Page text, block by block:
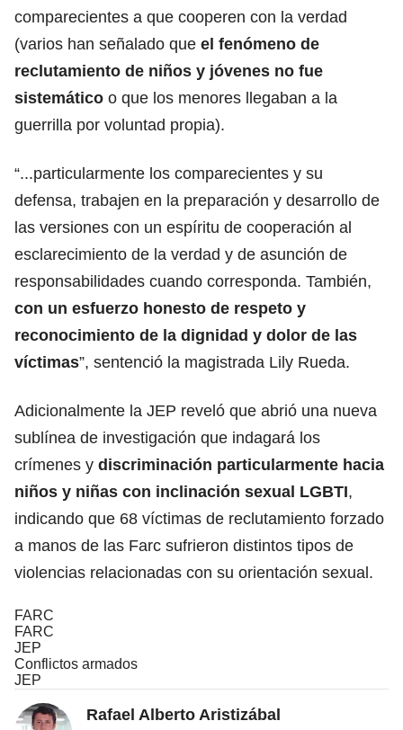
comparecientes a que cooperen con la verdad
(varios han señalado que el fenómeno de
reclutamiento de niños y jóvenes no fue
sistemático o que los menores llegaban a la
guerrilla por voluntad propia).
“...particularmente los comparecientes y su
defensa, trabajen en la preparación y desarrollo de
las versiones con un espíritu de cooperación al
esclarecimiento de la verdad y de asunción de
responsabilidades cuando corresponda. También,
con un esfuerzo honesto de respeto y
reconocimiento de la dignidad y dolor de las
víctimas”, sentenció la magistrada Lily Rueda.
Adicionalmente la JEP reveló que abrió una nueva
sublínea de investigación que indagará los
crímenes y discriminación particularmente hacia
niños y niñas con inclinación sexual LGBTI,
indicando que 68 víctimas de reclutamiento forzado
a manos de las Farc sufrieron distintos tipos de
violencias relacionadas con su orientación sexual.
FARC
FARC
JEP
Conflictos armados
JEP
Rafael Alberto Aristizábal